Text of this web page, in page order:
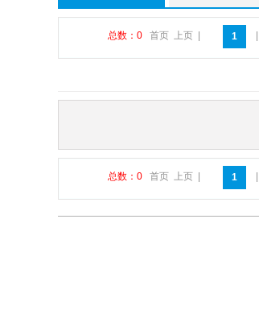
总数：0 首页 上页 1
总数：0 首页 上页 1